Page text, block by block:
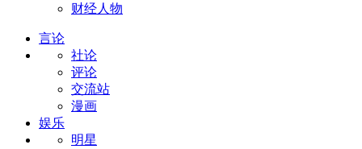
财经人物
言论
社论
评论
交流站
漫画
娱乐
明星